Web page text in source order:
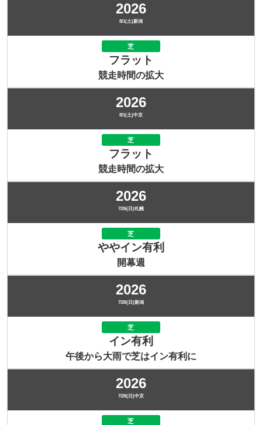
2026
8/1(土)新潟
芝
フラット
競走時間の拡大
2026
8/1(土)中京
芝
フラット
競走時間の拡大
2026
7/26(日)札幌
芝
ややイン有利
開幕週
2026
7/26(日)新潟
芝
イン有利
午後から大雨で芝はイン有利に
2026
7/26(日)中京
芝